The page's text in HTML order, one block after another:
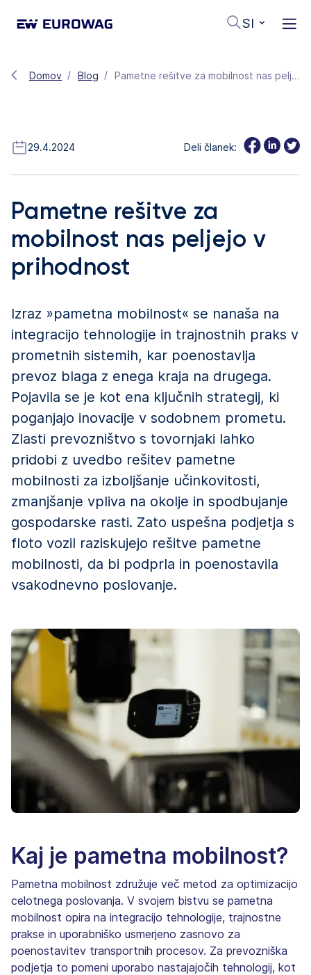
SI
Domov Blog Pametne rešitve za mobilnost nas peljejo v prihodnost
29.4.2024 Deli članek:
Pametne rešitve za
mobilnost nas peljejo v
prihodnost
Izraz »pametna mobilnost« se nanaša na
integracijo tehnologije in trajnostnih praks v
prometnih sistemih, kar poenostavlja
prevoz blaga z enega kraja na drugega.
Pojavila se je kot ena ključnih strategij, ki
poganjajo inovacije v sodobnem prometu.
Zlasti prevozništvo s tovornjaki lahko
pridobi z uvedbo rešitev pametne
mobilnosti za izboljšanje učinkovitosti,
zmanjšanje vpliva na okolje in spodbujanje
gospodarske rasti. Zato uspešna podjetja s
floto vozil raziskujejo rešitve pametne
mobilnosti, da bi podprla in poenostavila
vsakodnevno poslovanje.
Kaj je pametna mobilnost?
Pametna mobilnost združuje več metod za optimizacijo
celotnega poslovanja. V svojem bistvu se pametna
mobilnost opira na integracijo tehnologije, trajnostne
prakse in uporabniško usmerjeno zasnovo za
poenostavitev transportnih procesov. Za prevozniška
podjetja to pomeni uporabo nastajajočih tehnologij, kot